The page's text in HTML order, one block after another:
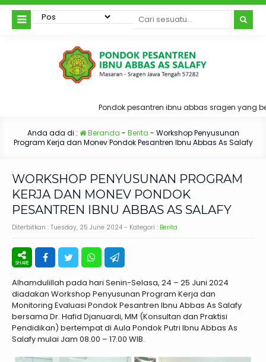
Pondok pesantren ibnu abbas sragen yang
Anda ada di : Beranda - Berita - Workshop Penyusunan
Program Kerja dan Monev Pondok Pesantren Ibnu Abbas As Salafy
WORKSHOP PENYUSUNAN PROGRAM
KERJA DAN MONEV PONDOK
PESANTREN IBNU ABBAS AS SALAFY
Diterbitkan : Tuesday, 25 June 2024 - Kategori : Berita
Alhamdulillah pada hari Senin-Selasa, 24 – 25 Juni 2024
diadakan Workshop Penyusunan Program Kerja dan
Monitoring Evaluasi Pondok Pesantren Ibnu Abbas As Salafy
bersama Dr. Hafid Djanuardi, MM (Konsultan dan Praktisi
Pendidikan) bertempat di Aula Pondok Putri Ibnu Abbas As
Salafy mulai Jam 08.00 – 17.00 WIB.